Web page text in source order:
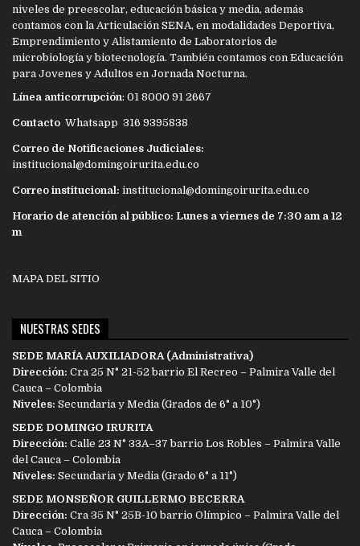
niveles de preescolar, educación básica y media, además
contamos con la Articulación SENA, en modalidades Deportiva,
Emprendimiento y Alistamiento de Laboratorios de
microbiología y biotecnología. También contamos con Educación
para Jovenes y Adultos en Jornada Nocturna.
Línea anticorrupción: 01 8000 91 2667
Contacto Whatsapp 316 9395838
Correo de Notificaciones Judiciales:
institucional@domingoirurita.edu.co
Correo institucional: institucional@domingoirurita.edu.co
Horario de atención al público: Lunes a viernes de 7:30 am a 12
m
MAPA DEL SITIO
NUESTRAS SEDES
SEDE MARÍA AUXILIADORA (Administrativa)
Dirección: Cra 25 N° 21-52 barrio El Recreo – Palmira Valle del
Cauca – Colombia
Niveles: Secundaria y Media (Grados de 6° a 10°)
SEDE DOMINGO IRURITA
Dirección: Calle 23 N° 33A–37 barrio Los Robles – Palmira Valle
del Cauca – Colombia
Niveles: Secundaria y Media (Grado 6° a 11°)
SEDE MONSEÑOR GUILLERMO BECERRA
Dirección: Cra 35 N° 25B-10 barrio Olímpico – Palmira Valle del
Cauca – Colombia